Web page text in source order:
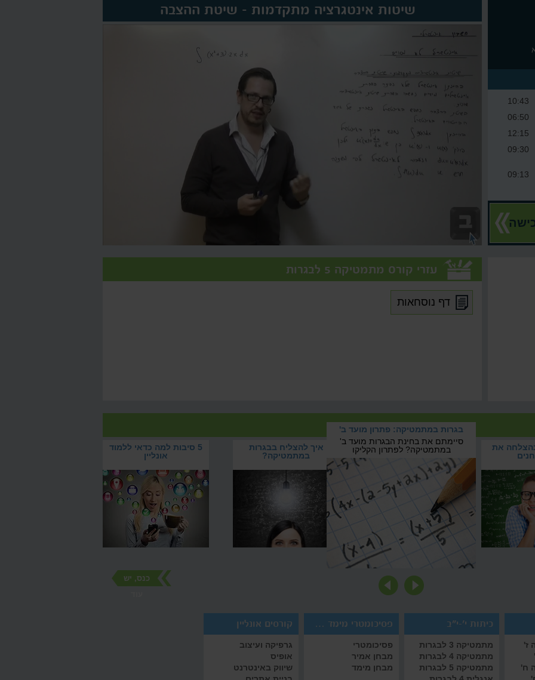
שיטות אינטגרציה מתקדמות - שיטת ההצבה
10:43
06:50
12:15
09:30
09:13
07:27
08:42
06:36
17:19
05:08
08:22
09:07
12:17
10:20
עזרי קורס מתמטיקה 5 לבגרות
דף נוסחאות
5 סיבות למה כדאי ללמוד
אונליין
איך להצליח בבגרות
במתמטיקה?
בגרות במתמטיקה: פתרון
מועד ב'
את
בגרות במתמטיקה: פתרון מועד ב'
סיימתם את בחינת הבגרות מועד ב'
במתמטיקה? לפתרון הקליקו
כנס, יש
ז'
ח'
כיתות י'-י"ב
מתמטיקה 3 לבגרות
מתמטיקה 4 לבגרות
מתמטיקה 5 לבגרות
פסיכומטרי מימד אמיר/ם
פסיכומטרי
מבחן אמיר
מבחן מימד
קורסים אונליין
גרפיקה ועיצוב
אופיס
שיווק באינטרנט